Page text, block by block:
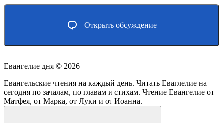
Открыть обсуждение
Евангелие дня © 2026
Евангельские чтения на каждый день. Читать Еваглелие на
сегодня по зачалам, по главам и стихам. Чтение Евангелие от
Матфея, от Марка, от Луки и от Иоанна.